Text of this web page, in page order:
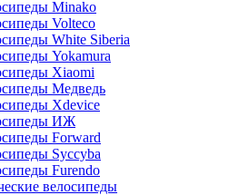
Minako
Volteco
White Siberia
Yokamura
Xiaomi
Медведь
Xdevice
ИЖ
Forward
Syccyba
Furendo
велосипеды